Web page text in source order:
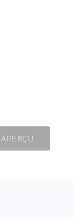
APERÇU